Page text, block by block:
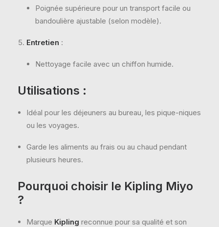
Poignée supérieure pour un transport facile ou
bandoulière ajustable (selon modèle).
Entretien :
Nettoyage facile avec un chiffon humide.
Utilisations :
Idéal pour les déjeuners au bureau, les pique-niques
ou les voyages.
Garde les aliments au frais ou au chaud pendant
plusieurs heures.
Pourquoi choisir le Kipling Miyo
?
Marque Kipling reconnue pour sa qualité et son